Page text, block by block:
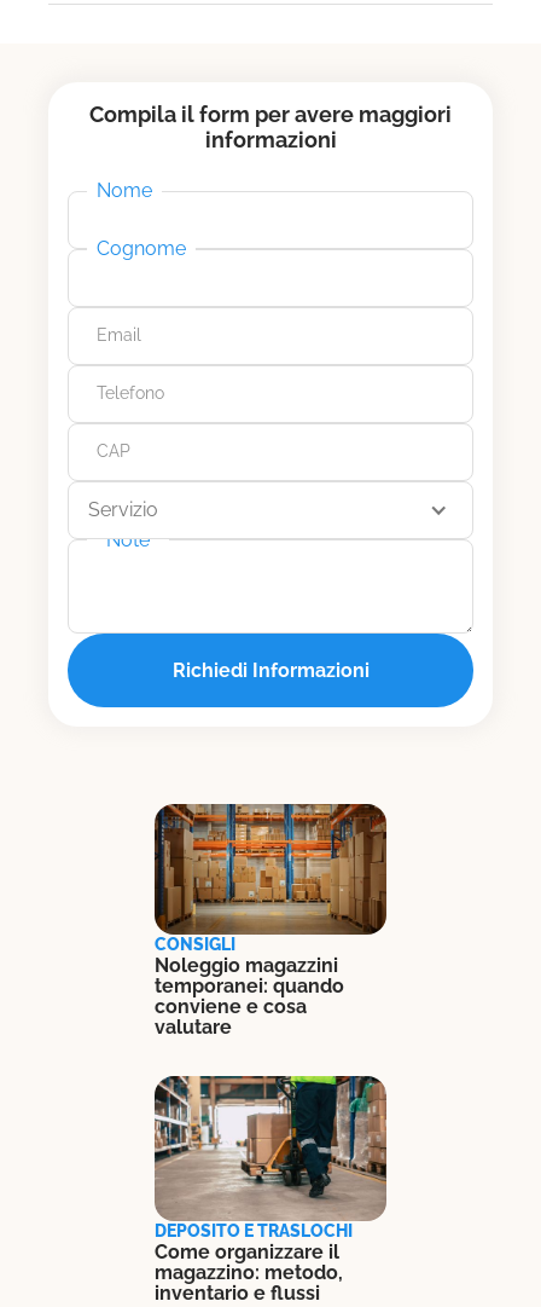
Compila il form per avere maggiori
informazioni
Nome
Cognome
Email
Telefono
CAP
Servizio
Note
CONSIGLI
Noleggio magazzini
temporanei: quando
conviene e cosa
valutare
DEPOSITO E TRASLOCHI
Come organizzare il
magazzino: metodo,
inventario e flussi